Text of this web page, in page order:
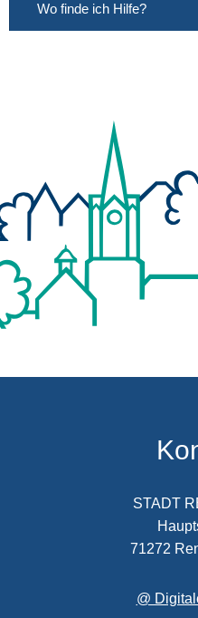
Wo finde ich Hilfe?
STADT
71272
@